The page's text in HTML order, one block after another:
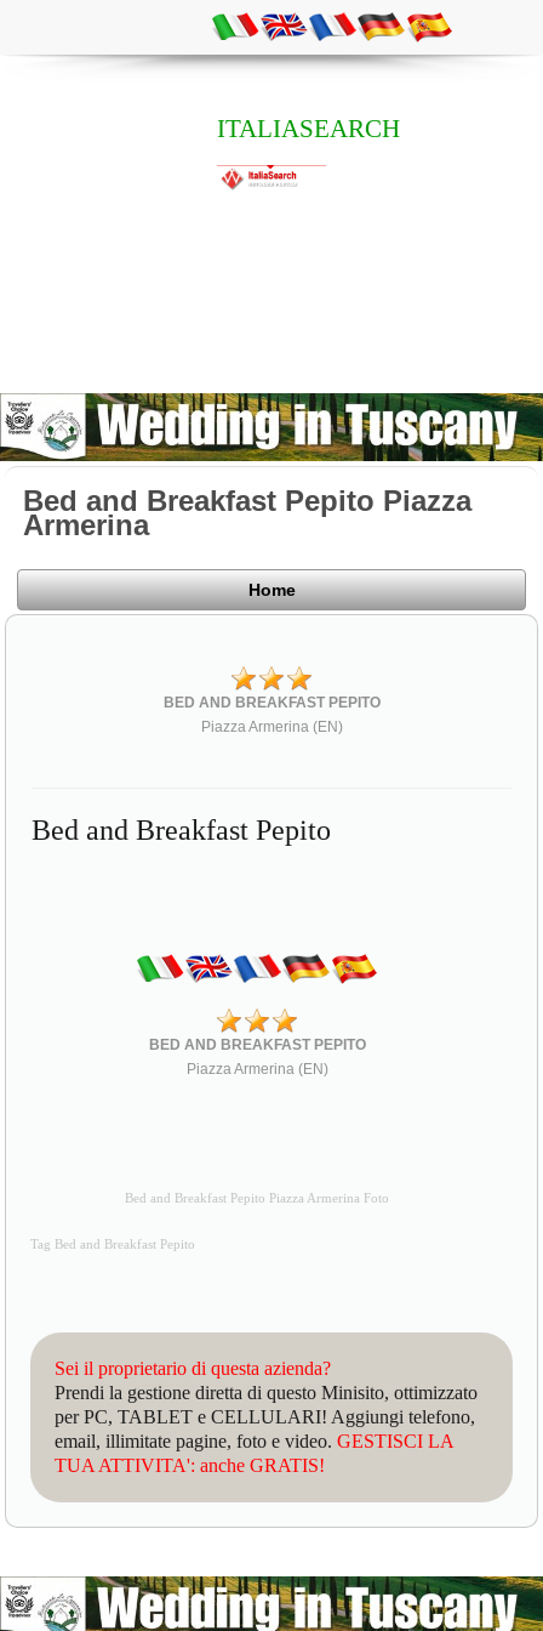
ITALIASEARCH
Bed and Breakfast Pepito Piazza
Armerina
Home
BED AND BREAKFAST PEPITO
Piazza Armerina (EN)
Bed and Breakfast Pepito
BED AND BREAKFAST PEPITO
Piazza Armerina (EN)
Bed and Breakfast Pepito Piazza Armerina Foto
Tag Bed and Breakfast Pepito
Sei il proprietario di questa azienda?
Prendi la gestione diretta di questo Minisito, ottimizzato
per PC, TABLET e CELLULARI! Aggiungi telefono,
email, illimitate pagine, foto e video.GESTISCI LA
TUA ATTIVITA': anche GRATIS!